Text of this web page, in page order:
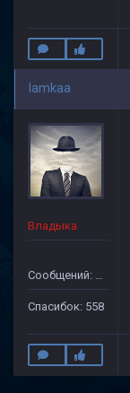
lamkaa
Владыка
Сообщений: 1971
Спасибок: 558